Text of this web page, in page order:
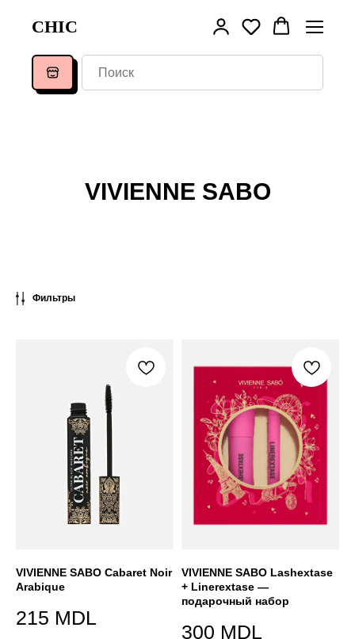
CHIC
VIVIENNE SABO
Фильтры
VIVIENNE SABO Cabaret Noir
Arabique
215 MDL
VIVIENNE SABO Lashextase
+ Linerextase —
подарочный набор
300 MDL